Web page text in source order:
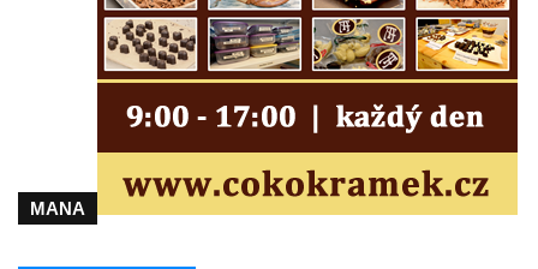
Mildeova kaple pod Ortelem
Kostel Zvěstování Panny Marie v Duchcově
Výklenková kaple v Teplické ulici u stadionu
v Duchcově
Evangelický kostel v Duchcově
Kostel svatých Petra a Pavla v Jeníkově
Kaple svaté Anny v Jeníkově
Kaple Panny Marie v Lahošti
MANA